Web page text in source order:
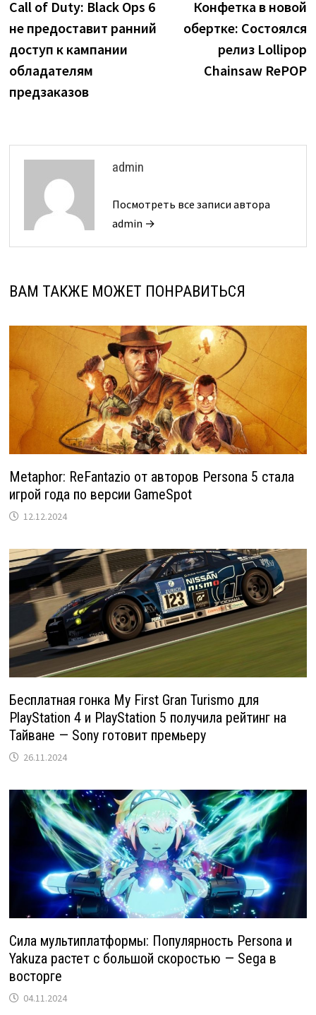
по
записям
запись:
Call of Duty: Black Ops 6
не предоставит ранний
доступ к кампании
обладателям
предзаказов
Конфетка в новой
обертке: Состоялся
релиз Lollipop
Chainsaw RePOP
admin
Посмотреть все записи автора
admin →
ВАМ ТАКЖЕ МОЖЕТ ПОНРАВИТЬСЯ
Metaphor: ReFantazio от авторов Persona 5 стала
игрой года по версии GameSpot
12.12.2024
Бесплатная гонка My First Gran Turismo для
PlayStation 4 и PlayStation 5 получила рейтинг на
Тайване — Sony готовит премьеру
26.11.2024
Сила мультиплатформы: Популярность Persona и
Yakuza растет с большой скоростью — Sega в
восторге
04.11.2024